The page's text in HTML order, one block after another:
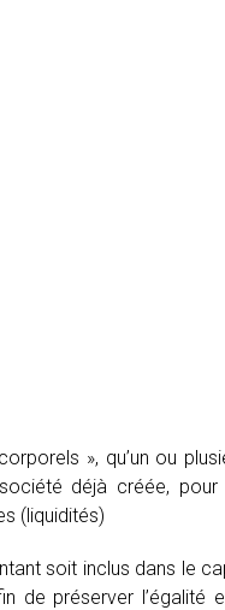
», qu’un ou
déjà créée, pour
(liquidités)
soit inclus dans le
de préserver l’égalité